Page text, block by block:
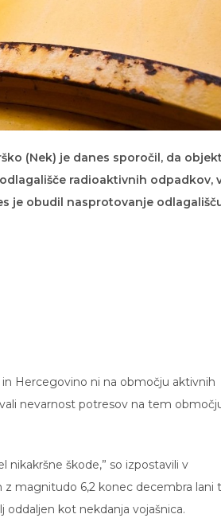
(Nek) je danes sporočil, da
radioaktivnih odpadkov,
je obudil nasprotovanje
Hercegovino ni na območju aktivnih
nevarnost potresov na tem
škode,” so izpostavili v
z magnitudo 6,2 konec decembra lani
oddaljen kot nekdanja vojašnica.